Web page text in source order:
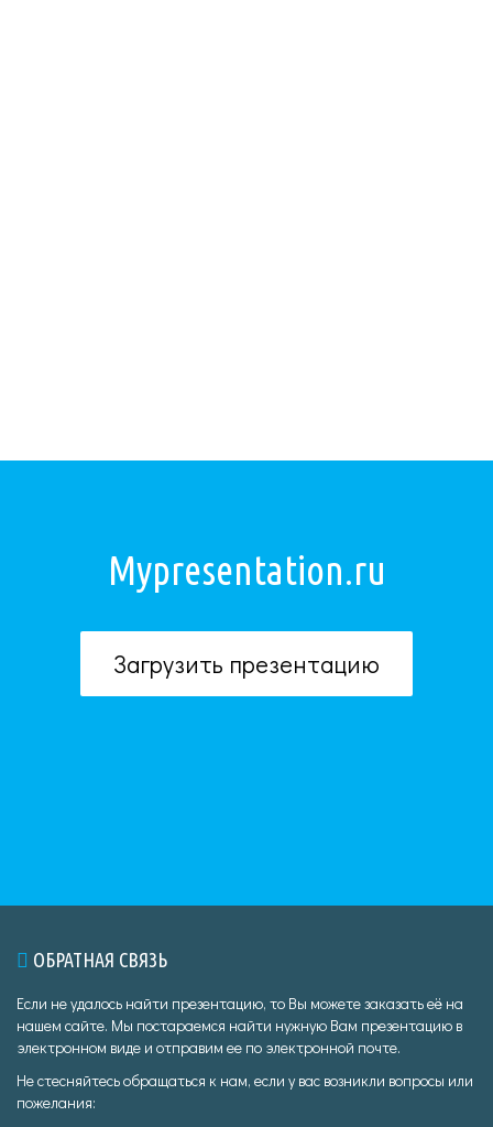
Mypresentation.ru
Загрузить презентацию
ОБРАТНАЯ СВЯЗЬ
Если не удалось найти презентацию, то Вы можете заказать её на
нашем сайте. Мы постараемся найти нужную Вам презентацию в
электронном виде и отправим ее по электронной почте.
Не стесняйтесь обращаться к нам, если у вас возникли вопросы или
пожелания: